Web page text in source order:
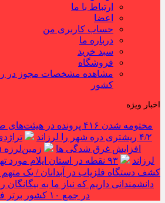
ارتباط با ما
اعضا
حساب کاربری من
درباره ما
سبد خرید
فروشگاه
مشاهده مشخصات مجوز در
کشور
اخبار ویژه
مختومه شدن ۴۱۶ پرونده در هیئت‌های صلح ایلام
۴/۲ ریشتری دره شهر را لرزاند
افزایش غرق شدگی ها
لرزاند
۹۳ نقطه در استان ایلام مورد تهاجم قرار گرفته است
کشف دستگاه فلزیاب در آبدانان / یک
دانشمندانی داریم که نیاز ما به
در جمع ۱۰ کشور برتر فناوری هسته‌ای قرار دارد